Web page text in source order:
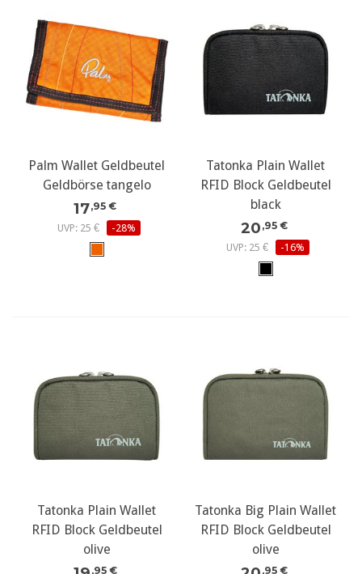
Palm Wallet Geldbeutel
Geldbörse tangelo
17,95 €
UVP: 25 €
-28%
Tatonka Plain Wallet
RFID Block Geldbeutel
black
20 ,95 €
UVP: 25 €
-16%
Tatonka Plain Wallet
RFID Block Geldbeutel
olive
,95 €
Tatonka Big Plain Wallet
RFID Block Geldbeutel
olive
,95 €